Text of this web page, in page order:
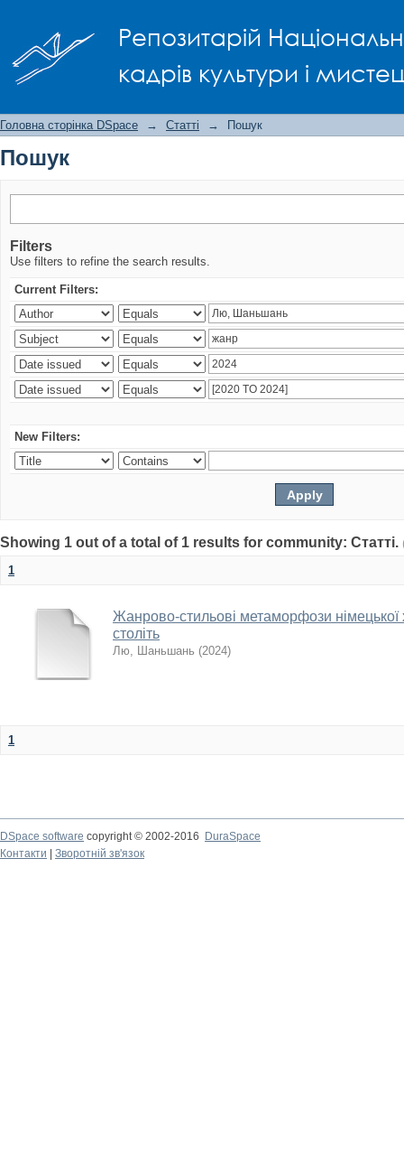
Репозитарій
кадрів культури і
Головна сторінка DSpace → Статті → Пошук
Пошук
Filters
Use filters to refine the search results.
Current Filters:
New Filters:
Showing 1 out of a total of 1 results for community: Статті.
1
Жанрово-стильові метаморфози німецької
cтоліть
Лю, Шаньшань (2024)
1
DSpace software copyright © 2002-2016
DuraSpace
Контакти
Зворотній зв'язок